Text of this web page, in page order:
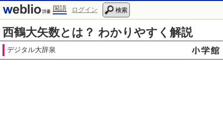
国語 ログイン 検索
西鶴大矢数とは？ わかりやすく解説
デジタル大辞泉